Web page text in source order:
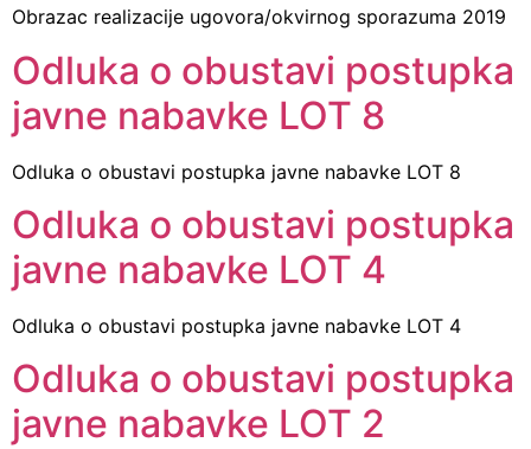
Obrazac realizacije ugovora/okvirnog sporazuma 2019
Odluka o obustavi postupka
javne nabavke LOT 8
Odluka o obustavi postupka javne nabavke LOT 8
Odluka o obustavi postupka
javne nabavke LOT 4
Odluka o obustavi postupka javne nabavke LOT 4
Odluka o obustavi postupka
javne nabavke LOT 2